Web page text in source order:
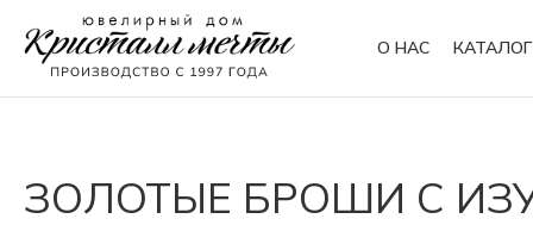
О НАС КАТАЛОГ
ЗОЛОТЫЕ БРОШИ С